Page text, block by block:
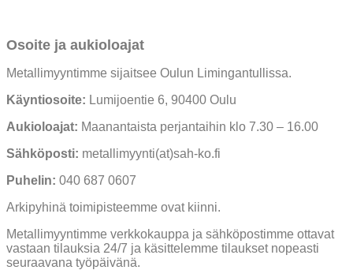
Osoite ja aukioloajat
Metallimyyntimme sijaitsee Oulun Limingantullissa.
Käyntiosoite: Lumijoentie 6, 90400 Oulu
Aukioloajat: Maanantaista perjantaihin klo 7.30 – 16.00
Sähköposti: metallimyynti(at)sah-ko.fi
Puhelin: 040 687 0607
Arkipyhinä toimipisteemme ovat kiinni.
Metallimyyntimme verkkokauppa ja sähköpostimme ottavat
vastaan tilauksia 24/7 ja käsittelemme tilaukset nopeasti
seuraavana työpäivänä.